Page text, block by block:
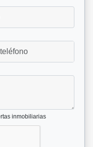
inmobiliarias